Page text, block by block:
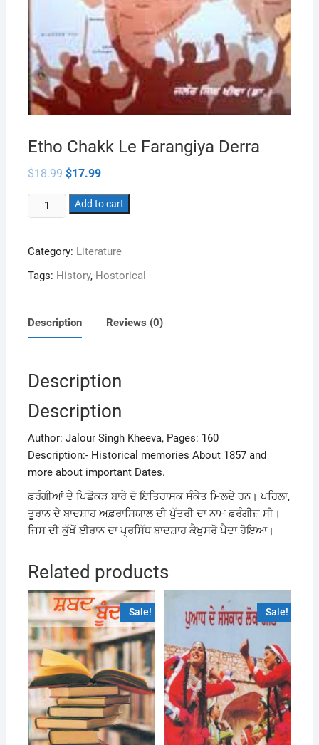
Etho Chakk Le Farangiya Derra
$18.99 Original
price
was:
$18.99.
$17.99Current
is:
$17.99.
Etho
Chakk
Farangiya
Derra
Add to cart
Category: Literature
Tags: History, Hostorical
Description Reviews (0)
Description
Description
Author: Jalour Singh Kheeva, Pages: 160
Description:- Historical memories About 1857 and
more about important Dates.
ਫ਼ਰੰਗੀਆਂ ਦੇ ਪਿਛੋਕੜ ਬਾਰੇ ਦੋ ਇਤਿਹਾਸਕ ਸੰਕੇਤ ਮਿਲਦੇ ਹਨ। ਪਹਿਲਾ,
ਤੂਰਾਨ ਦੇ ਬਾਦਸ਼ਾਹ ਅਫ਼ਰਾਸਿਯਾਲ ਦੀ ਪੁੱਤਰੀ ਦਾ ਨਾਮ ਫ਼ਰੰਗੀਜ਼ ਸੀ।
ਜਿਸ ਦੀ ਕੁੱਖੋਂ ਈਰਾਨ ਦਾ ਪ੍ਰਸਿੱਧ ਬਾਦਸ਼ਾਹ ਕੈਖੁਸਰੋ ਪੈਦਾ ਹੋਇਆ।
Related products
Sale! Sale!